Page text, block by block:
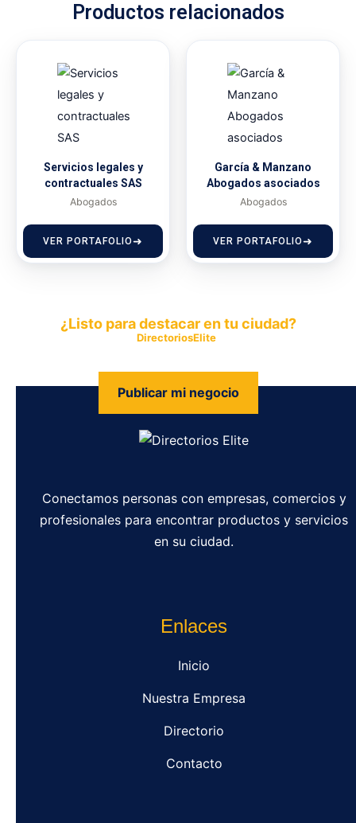
Productos relacionados
Servicios legales y
contractuales SAS
Abogados
VER PORTAFOLIO
García & Manzano
Abogados asociados
Abogados
VER PORTAFOLIO
¿Listo para destacar en tu ciudad?
DirectoriosElite
Publicar mi negocio
Conectamos personas con empresas, comercios y
profesionales para encontrar productos y servicios
en su ciudad.
Enlaces
Inicio
Nuestra Empresa
Directorio
Contacto